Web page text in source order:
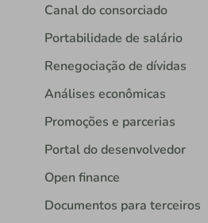
Canal do consorciado
Portabilidade de salário
Renegociação de dívidas
Análises econômicas
Promoções e parcerias
Portal do desenvolvedor
Open finance
Documentos para terceiros